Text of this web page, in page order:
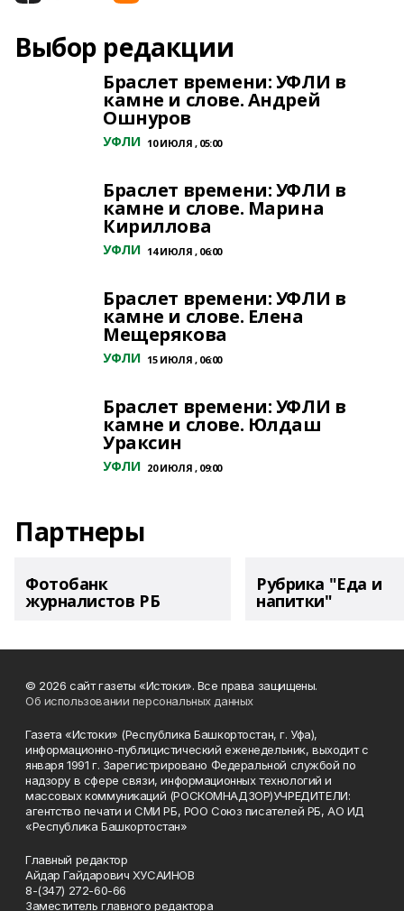
Выбор редакции
Браслет времени: УФЛИ в
камне и слове. Андрей
Ошнуров
УФЛИ 10 ИЮЛЯ , 05:00
Браслет времени: УФЛИ в
камне и слове. Марина
Кириллова
УФЛИ 14 ИЮЛЯ , 06:00
Браслет времени: УФЛИ в
камне и слове. Елена
Мещерякова
УФЛИ 15 ИЮЛЯ , 06:00
Браслет времени: УФЛИ в
камне и слове. Юлдаш
Ураксин
УФЛИ 20 ИЮЛЯ , 09:00
Партнеры
Фотобанк
журналистов РБ
Рубрика "Еда и
напитки"
© 2026 сайт газеты «Истоки». Все права защищены.
Об использовании персональных данных
Газета «Истоки» (Республика Башкортостан, г. Уфа),
информационно-публицистический еженедельник, выходит с
января 1991 г. Зарегистрировано Федеральной службой по
надзору в сфере связи, информационных технологий и
массовых коммуникаций (РОСКОМНАДЗОР)УЧРЕДИТЕЛИ:
агентство печати и СМИ РБ, РОО Союз писателей РБ, АО ИД
«Республика Башкортостан»
Главный редактор
Айдар Гайдарович ХУСАИНОВ
8-(347) 272-60-66
Заместитель главного редактора